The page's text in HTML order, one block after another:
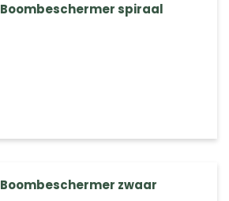
Boombeschermer spiraal
Boombeschermer zwaar